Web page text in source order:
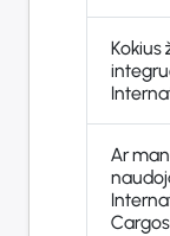
Kokius
Ar